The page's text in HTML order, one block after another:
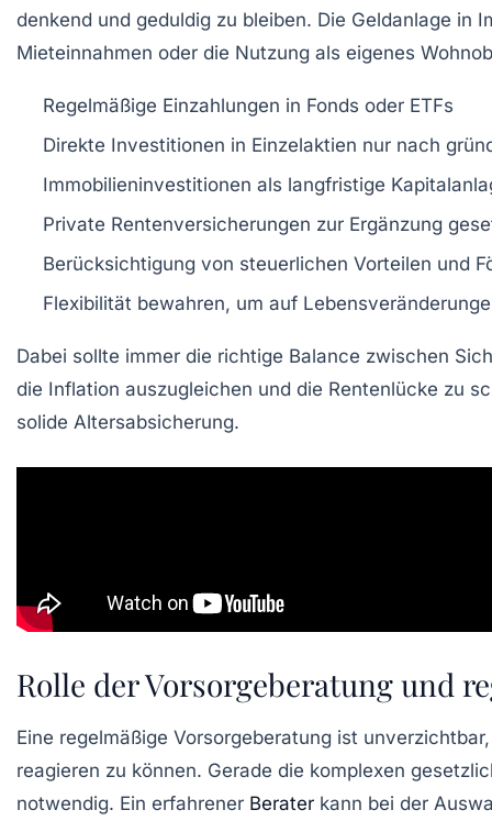
denkend und geduldig zu bleiben. Die Geldanlage in
Mieteinnahmen oder die Nutzung als eigenes
Regelmäßige Einzahlungen in Fonds oder ETFs
Direkte Investitionen in Einzelaktien nur nach
Immobilieninvestitionen als langfristige
Private Rentenversicherungen zur Ergänzung
Berücksichtigung von steuerlichen Vorteilen und
Flexibilität bewahren, um auf
Dabei sollte immer die richtige Balance zwischen
die Inflation auszugleichen und die Rentenlücke zu
solide Altersabsicherung.
Rolle der Vorsorgeberatung und
Eine regelmäßige Vorsorgeberatung ist
reagieren zu können. Gerade die komplexen
notwendig. Ein erfahrener Berater kann bei der